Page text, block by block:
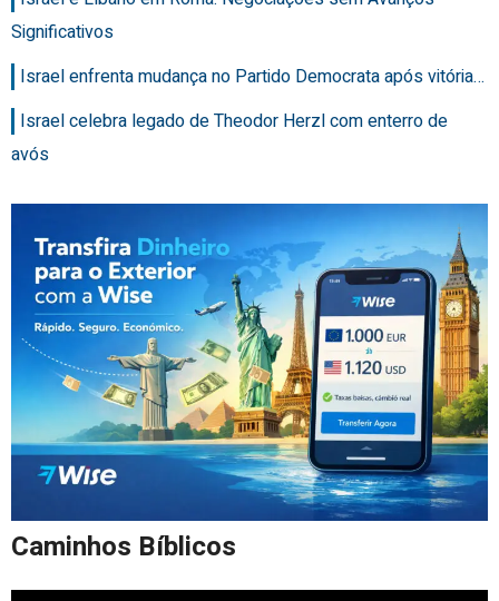
Significativos
Israel enfrenta mudança no Partido Democrata após vitória…
Israel celebra legado de Theodor Herzl com enterro de
avós
Caminhos Bíblicos